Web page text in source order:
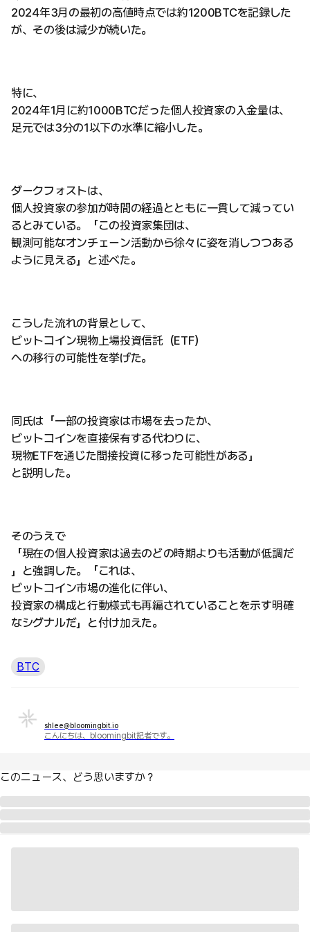
2024年3月の最初の高値時点では約1200BTCを記録した
が、その後は減少が続いた。
特に、
2024年1月に約1000BTCだった個人投資家の入金量は、
足元では3分の1以下の水準に縮小した。
ダークフォストは、
個人投資家の参加が時間の経過とともに一貫して減ってい
るとみている。「この投資家集団は、
観測可能なオンチェーン活動から徐々に姿を消しつつある
ように見える」と述べた。
こうした流れの背景として、
ビットコイン現物上場投資信託（ETF）
への移行の可能性を挙げた。
同氏は「一部の投資家は市場を去ったか、
ビットコインを直接保有する代わりに、
現物ETFを通じた間接投資に移った可能性がある」
と説明した。
そのうえで
「現在の個人投資家は過去のどの時期よりも活動が低調だ
」と強調した。「これは、
ビットコイン市場の進化に伴い、
投資家の構成と行動様式も再編されていることを示す明確
なシグナルだ」と付け加えた。
BTC
shlee@bloomingbit.io
こんにちは、bloomingbit記者です。
このニュース、どう思いますか？